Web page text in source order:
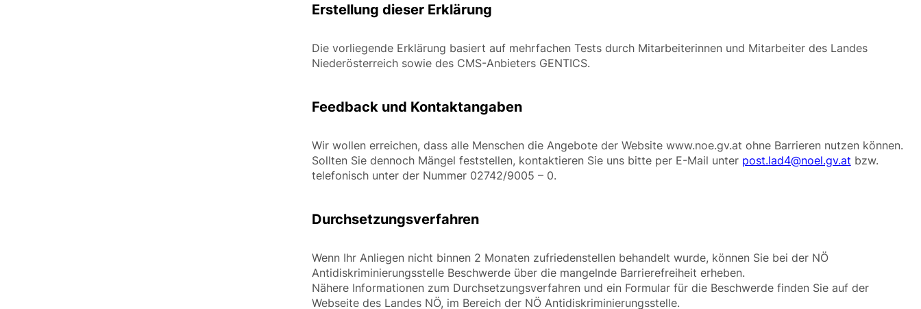
Erstellung dieser Erklärung
Die vorliegende Erklärung basiert auf mehrfachen Tests durch Mitarbeiterinnen und Mitarbeiter des Landes
Niederösterreich sowie des CMS-Anbieters GENTICS.
Feedback und Kontaktangaben
Wir wollen erreichen, dass alle Menschen die Angebote der Website www.noe.gv.at ohne Barrieren nutzen können.
Sollten Sie dennoch Mängel feststellen, kontaktieren Sie uns bitte per E-Mail unter post.lad4@noel.gv.at bzw.
telefonisch unter der Nummer 02742/9005 – 0.
Durchsetzungsverfahren
Wenn Ihr Anliegen nicht binnen 2 Monaten zufriedenstellen behandelt wurde, können Sie bei der NÖ
Antidiskriminierungsstelle Beschwerde über die mangelnde Barrierefreiheit erheben.
Nähere Informationen zum Durchsetzungsverfahren und ein Formular für die Beschwerde finden Sie auf der
Webseite des Landes NÖ, im Bereich der NÖ Antidiskriminierungsstelle.